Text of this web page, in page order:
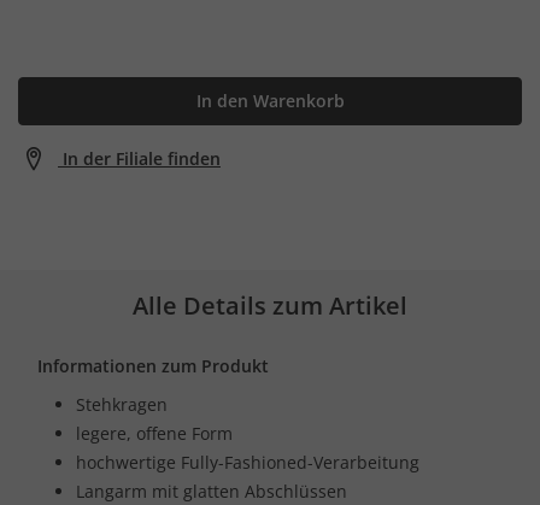
In den Warenkorb
In der Filiale finden
Alle Details zum Artikel
Informationen zum Produkt
Stehkragen
legere, offene Form
hochwertige Fully-Fashioned-Verarbeitung
Langarm mit glatten Abschlüssen